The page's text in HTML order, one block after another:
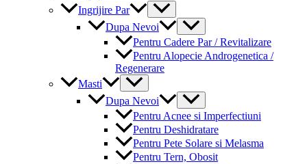
Ingrijire Par
Menu
Toggle
Dupa Nevoi
Menu
Toggle
Pentru Cadere Par / Revitalizare
Pentru Alopecie Androgenetica /
Regenerare
Masti
Menu
Toggle
Dupa Nevoi
Menu
Toggle
Pentru Acnee si Imperfectiuni
Pentru Deshidratare
Pentru Pete Solare si Melasma
Pentru Tern, Obosit